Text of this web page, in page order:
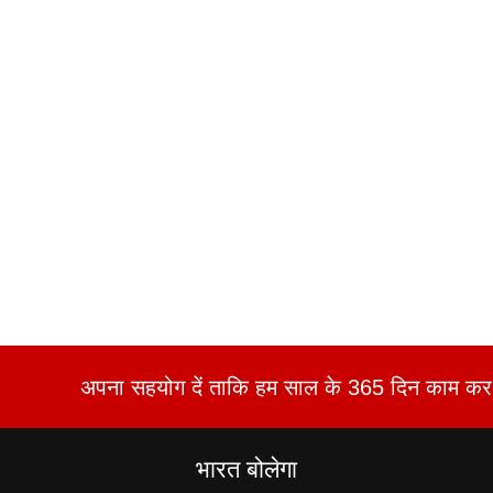
अपना सहयोग दें ताकि हम साल के 365 दिन काम
भारत बोलेगा